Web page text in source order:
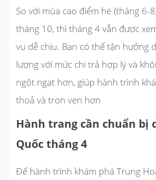
So với mùa cao điểm hè (tháng 6-
tháng 10, thì tháng 4 vẫn được
vụ dễ chịu. Bạn có thể tận hưởng
lượng với mức chi trả hợp lý và
ngột ngạt hơn, giúp hành trình
thoả và trọn vẹn hơn
Hành trang cần chuẩn bị
Quốc tháng 4
Để hành trình khám phá Trung